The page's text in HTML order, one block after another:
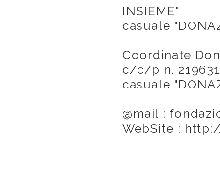
INSIEME"
casuale
Coordinate
c/c/p n.
casuale
@mail :
WebSite :